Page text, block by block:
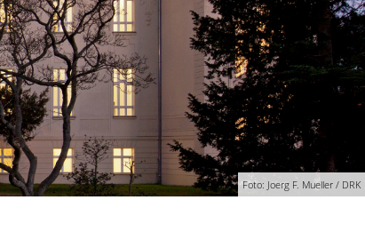
Foto: Joerg F. Mueller / DRK